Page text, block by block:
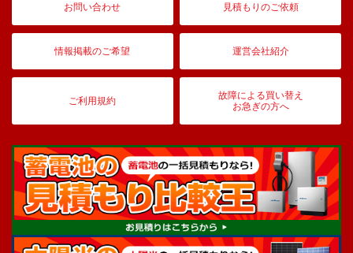
お問い合わせ 見積もりのご依頼
情報掲載のご希望 運営会社紹介
ご利用規約
故障による買い替え
お急ぎの方へ